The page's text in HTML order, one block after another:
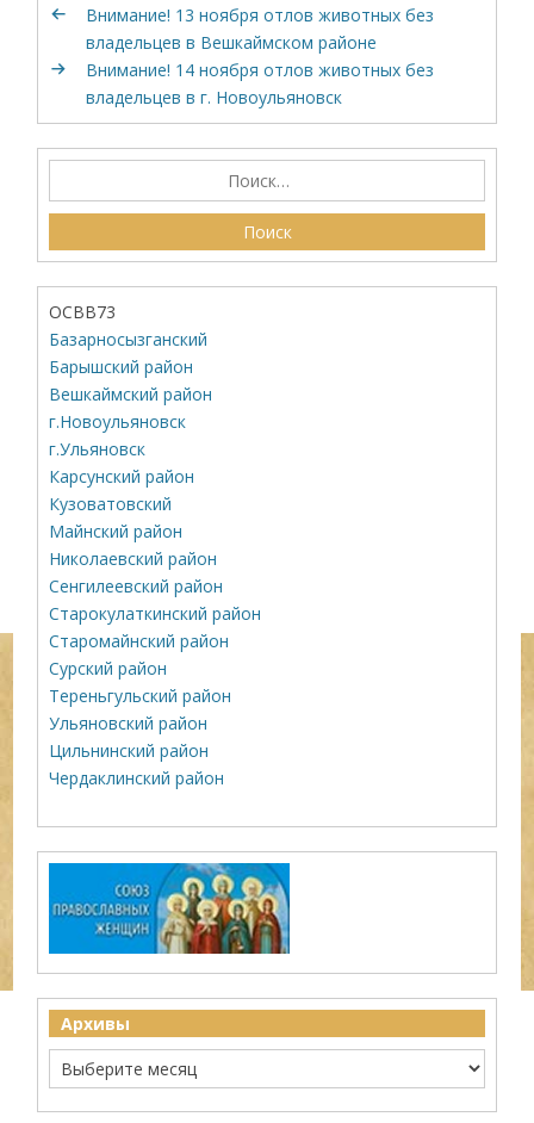
Внимание! 13 ноября отлов животных без
владельцев в Вешкаймском районе
Внимание! 14 ноября отлов животных без
владельцев в г. Новоульяновск
ОСВВ73
Базарносызганский
Барышский район
Вешкаймский район
г.Новоульяновск
г.Ульяновск
Карсунский район
Кузоватовский
Майнский район
Николаевский район
Сенгилеевский район
Старокулаткинский район
Старомайнский район
Сурский район
Тереньгульский район
Ульяновский район
Цильнинский район
Чердаклинский район
Архивы